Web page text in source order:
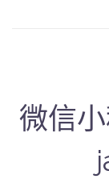
微信